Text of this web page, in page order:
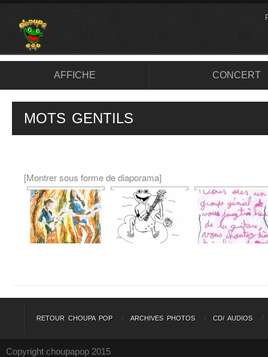
AFFICHE CONCERT
MOTS GENTILS
[Montrer sous forme de diaporama]
RETOUR CHOUPA POP ARCHIVES PHOTOS CD/ AUDIOS
Copyright choupapop 2015